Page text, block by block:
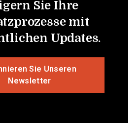
Sie Ihre
mit
Updates.
Sie Unseren
Newsletter